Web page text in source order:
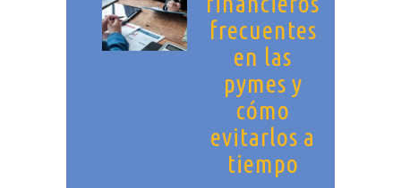
frecuentes
en las
pymes y
cómo
evitarlos a
tiempo